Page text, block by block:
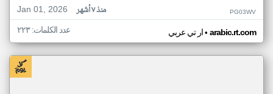
Jan 01, 2026
منذ ٧ أشهر PG03WV
ار تي عربي• arabic.rt.com عدد الكلمات: ٢٢٣